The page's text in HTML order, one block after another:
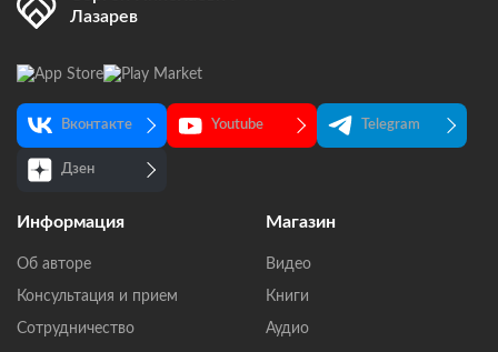
Лазарев
Вконтакте Youtube Telegram
Дзен
Информация
Об авторе
Консультация и прием
Сотрудничество
Магазин
Видео
Книги
Аудио